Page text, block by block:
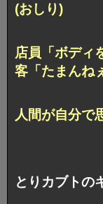
(おしり)
店員「ボディ
客「たまんね
人間が自分
とりカブトの